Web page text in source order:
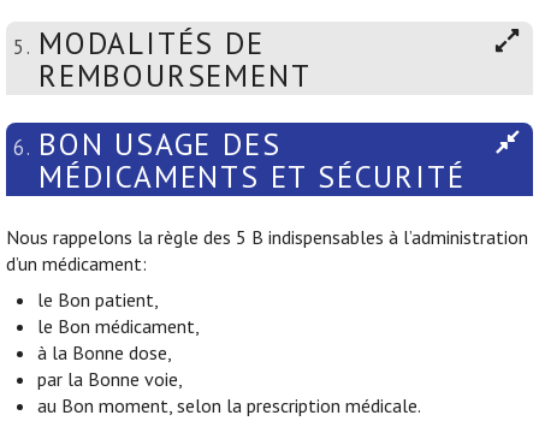
5. MODALITÉS DE
REMBOURSEMENT
6. BON USAGE DES
MÉDICAMENTS ET SÉCURITÉ
Nous rappelons la règle des 5 B indispensables à l’administration
d’un médicament:
le Bon patient,
le Bon médicament,
à la Bonne dose,
par la Bonne voie,
au Bon moment, selon la prescription médicale.